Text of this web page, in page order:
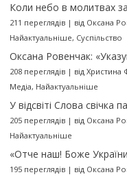
Коли небо в молитвах
211 переглядів| від Оксана
Найактуальніше, Суспільство
Оксана Ровенчак:
208 переглядів| від
Медіа, Найактуальніше
У відсвіті Слова свічка
205 переглядів| від Оксана
Найактуальніше
«Отче наш! Боже
195 переглядів| від Оксана